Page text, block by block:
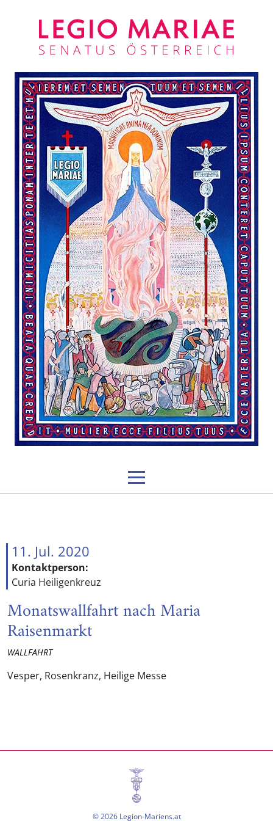
11. Jul. 2020
Kontaktperson:
Curia Heiligenkreuz
Monatswallfahrt nach Maria
Raisenmarkt
WALLFAHRT
Vesper, Rosenkranz, Heilige Messe
© 2026 Legion-Mariens.at